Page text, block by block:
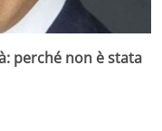
perché non è stata